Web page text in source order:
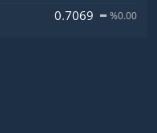
0.7069 %0.00